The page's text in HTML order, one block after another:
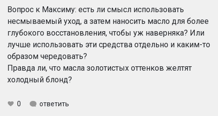
Вопрос к Максиму: есть ли смысл использовать
несмываемый уход, а затем наносить масло для более
глубокого восстановления, чтобы уж наверняка? Или
лучше использовать эти средства отдельно и каким-то
образом чередовать?
Правда ли, что масла золотистых оттенков желтят
холодный блонд?
0 ответить